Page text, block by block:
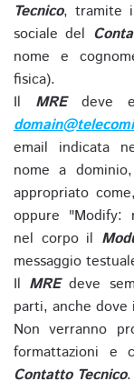
Tecnico, tramite
sociale del
nome e
fisica).
Il MREdeve
email indicata
nome a
appropriato
oppure "Modify:
nel corpo il
messaggio
Il MREdeve
parti, anche dove
Non verranno
formattazioni e
Contatto Tecnico.